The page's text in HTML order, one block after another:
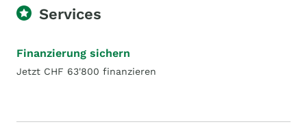
Services
Finanzierung sichern
Jetzt CHF 63'800 finanzieren